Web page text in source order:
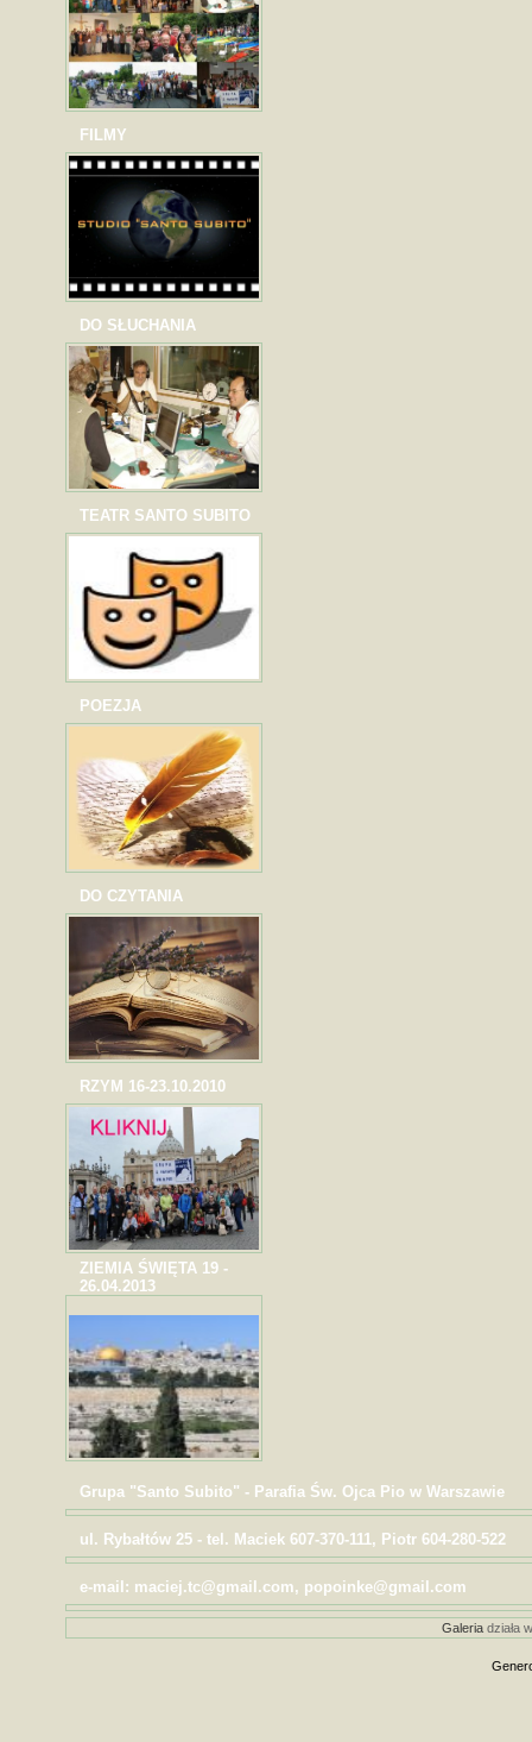
FILMY
DO SŁUCHANIA
TEATR SANTO SUBITO
POEZJA
DO CZYTANIA
RZYM 16-23.10.2010
ZIEMIA ŚWIĘTA 19 -
26.04.2013
Grupa "Santo Subito" - Parafia Św. Ojca Pio w Warszawie
ul. Rybałtów 25 - tel. Maciek 607-370-111, Piotr 604-280-522
e-mail: maciej.tc@gmail.com, popoinke@gmail.com
Galeriadziała